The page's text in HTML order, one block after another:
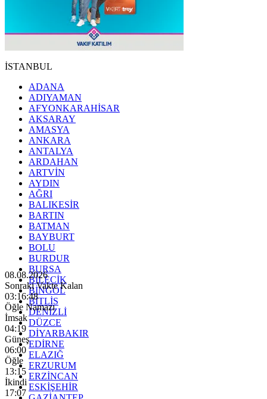
İSTANBUL
ADANA
ADIYAMAN
AFYONKARAHİSAR
AKSARAY
AMASYA
ANKARA
ANTALYA
ARDAHAN
ARTVİN
AYDIN
AĞRI
BALIKESİR
BARTIN
BATMAN
BAYBURT
BOLU
BURDUR
BURSA
BİLECİK
BİNGÖL
BİTLİS
DENİZLİ
DÜZCE
DİYARBAKIR
EDİRNE
ELAZIĞ
ERZURUM
ERZİNCAN
ESKİŞEHİR
08.08.2026
Sonraki Vakte Kalan
03:16:47
Öğle Namazı
İmsak
04:19
Güneş
06:00
Öğle
13:15
İkindi
17:07